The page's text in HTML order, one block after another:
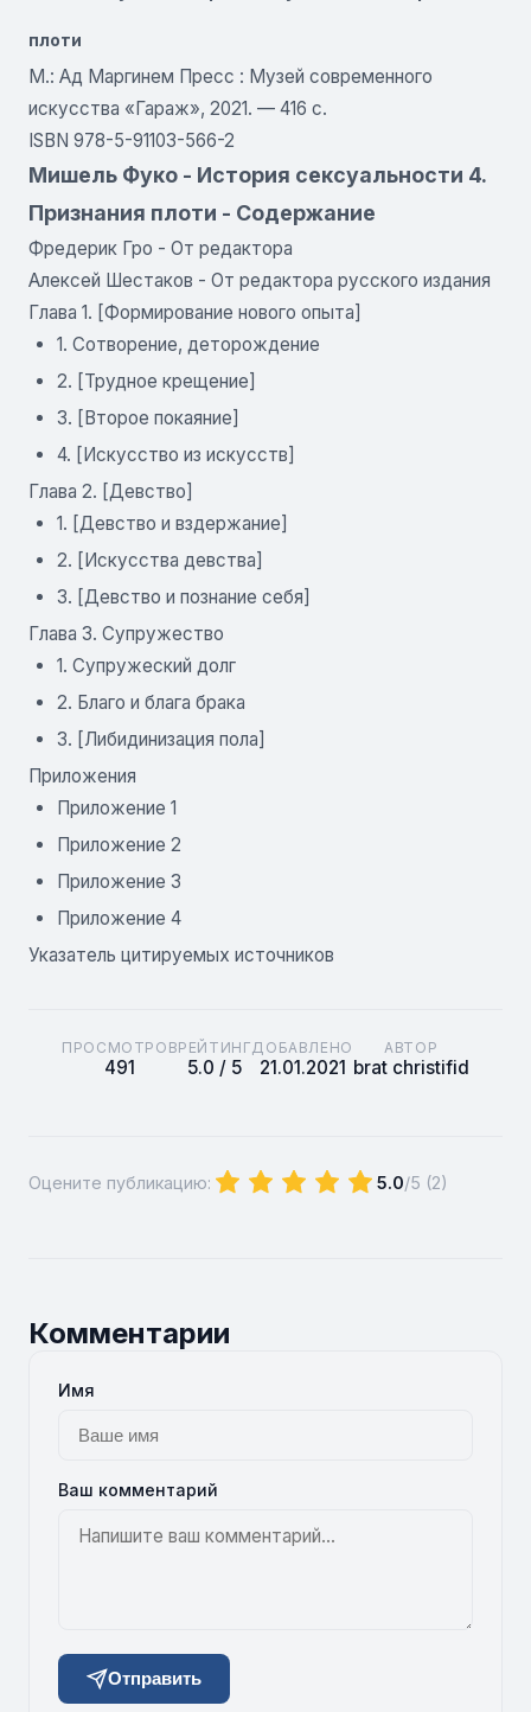
плоти
М.: Ад Маргинем Пресс : Музей современного
искусства «Гараж», 2021. — 416 с.
ISBN 978-5-91103-566-2
Мишель Фуко - История сексуальности 4.
Признания плоти - Содержание
Фредерик Гро - От редактора
Алексей Шестаков - От редактора русского издания
Глава 1. [Формирование нового опыта]
1. Сотворение, деторождение
2. [Трудное крещение]
3. [Второе покаяние]
4. [Искусство из искусств]
Глава 2. [Девство]
1. [Девство и вздержание]
2. [Искусства девства]
3. [Девство и познание себя]
Глава 3. Супружество
1. Супружеский долг
2. Благо и блага брака
3. [Либидинизация пола]
Приложения
Приложение 1
Приложение 2
Приложение 3
Приложение 4
Указатель цитируемых источников
ПРОСМОТРОВ
491
РЕЙТИНГ
5.0 / 5
ДОБАВЛЕНО
21.01.2021
АВТОР
brat christifid
Оцените публикацию: 5.0/5 (2)
Комментарии
Имя
Ваш комментарий
Отправить